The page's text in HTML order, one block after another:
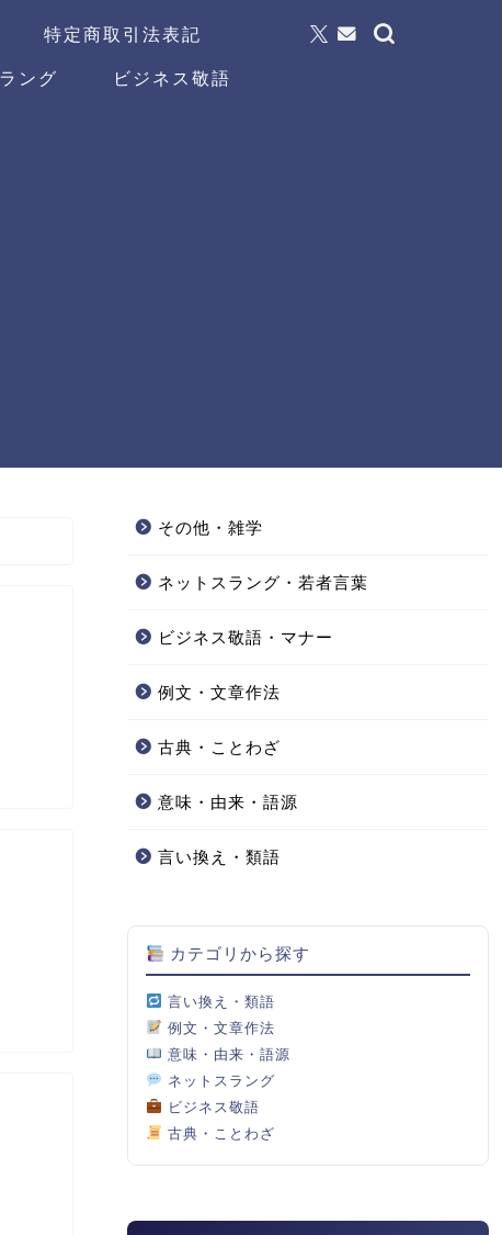
特定商取引法表記
ング
ビジネス敬語
その他・雑学
ネットスラング・若者言葉
ビジネス敬語・マナー
例文・文章作法
古典・ことわざ
意味・由来・語源
言い換え・類語
カテゴリから探す
言い換え・類語
例文・文章作法
意味・由来・語源
ネットスラング
ビジネス敬語
古典・ことわざ